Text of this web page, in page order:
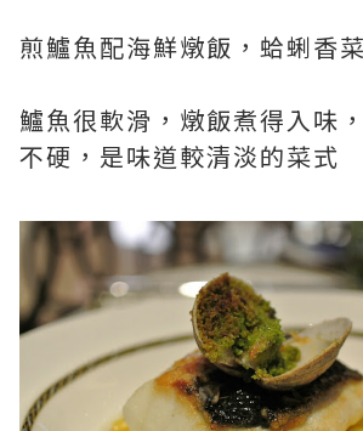
煎鱸魚配海鮮燉飯，蛤蜊香
鱸魚很軟滑，燉飯煮得入味
不硬，是味道較清淡的菜式